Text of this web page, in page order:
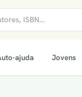
ajuda Jovens